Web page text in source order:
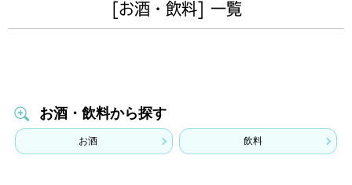
[お酒・飲料] 一覧
お酒・飲料から探す
お酒 飲料